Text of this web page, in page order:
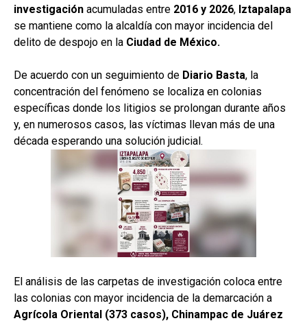
investigación acumuladas entre 2016 y 2026, Iztapalapa
se mantiene como la alcaldía con mayor incidencia del
delito de despojo en la Ciudad de México.
De acuerdo con un seguimiento de Diario Basta, la
concentración del fenómeno se localiza en colonias
específicas donde los litigios se prolongan durante años
y, en numerosos casos, las víctimas llevan más de una
década esperando una solución judicial.
El análisis de las carpetas de investigación coloca entre
las colonias con mayor incidencia de la demarcación a
Agrícola Oriental (373 casos), Chinampac de Juárez